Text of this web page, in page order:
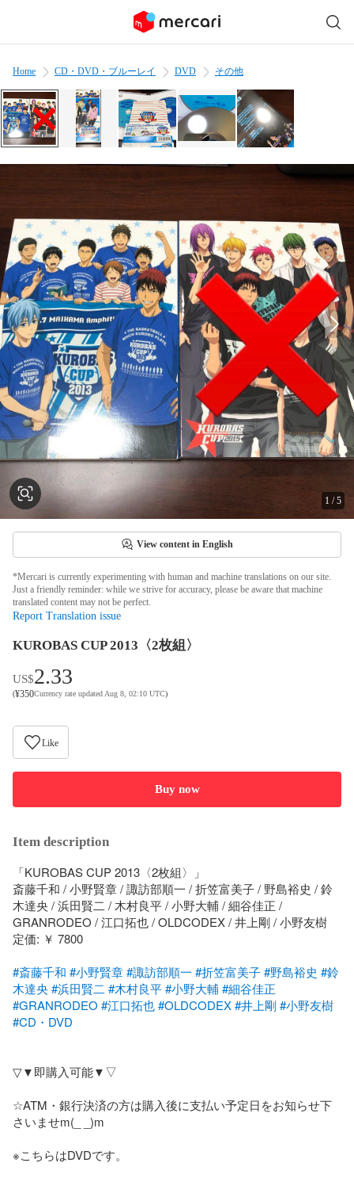
Home CD・DVD・ブルーレイ DVD その他
1 /5
View content in English
*Mercari is currently experimenting with human and machine translations on our site.
Just a friendly reminder: while we strive for accuracy, please be aware that machine
translated content may not be perfect.
Report Translation issue
KUROBAS CUP 2013〈2枚組〉
US$2.33
(¥350Currency rate updated Aug 8, 02:10 UTC)
Like
Buy now
Item description
「KUROBAS CUP 2013〈2枚組〉」
斎藤千和 / 小野賢章 / 諏訪部順一 / 折笠富美子 / 野島裕史 / 鈴
木達央 / 浜田賢二 / 木村良平 / 小野大輔 / 細谷佳正 /
GRANRODEO / 江口拓也 / OLDCODEX / 井上剛 / 小野友樹
定価: ￥ 7800
#斎藤千和 #小野賢章#諏訪部順一 #折笠富美子#野島裕史 #鈴
木達央#浜田賢二 #木村良平#小野大輔#細谷佳正
#GRANRODEO #江口拓也#OLDCODEX#井上剛#小野友樹
#CD・DVD
▽▼即購入可能▼▽
☆ATM・銀行決済の方は購入後に支払い予定日をお知らせ下
さいませm(_ _)m
※こちらはDVDです。